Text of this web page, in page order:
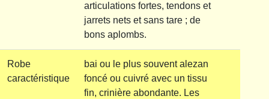
articulations fortes, tendons et
jarrets nets et sans tare ; de
bons aplombs.
Robe
caractéristique
bai ou le plus souvent alezan
foncé ou cuivré avec un tissu
fin, crinière abondante. Les